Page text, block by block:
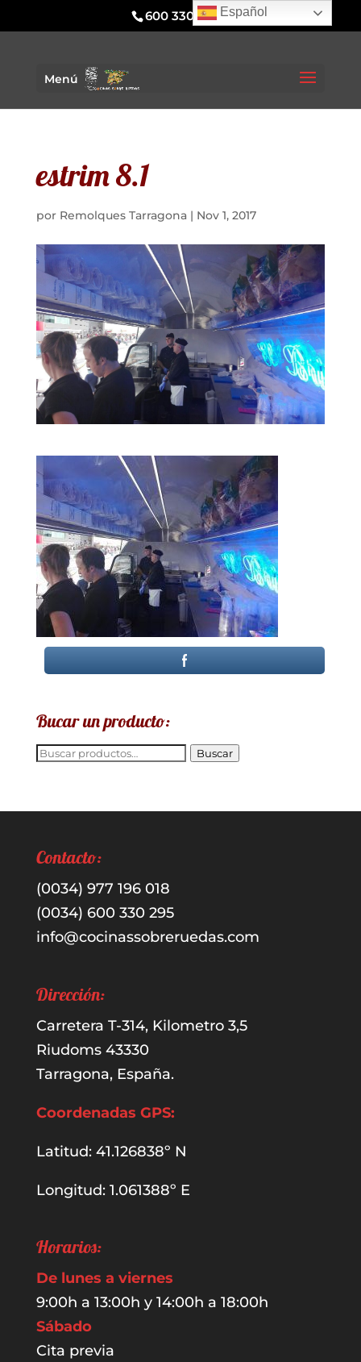
600 330 295
Menú
estrim 8.1
por Remolques Tarragona| Nov 1, 2017
Bucar un producto:
Buscar
Buscar
Contacto:
(0034) 977 196 018
(0034) 600 330 295
info@cocinassobreruedas.com
Dirección:
Carretera T-314, Kilometro 3,5
Riudoms 43330
Tarragona, España.
Coordenadas GPS:
Latitud: 41.126838º N
Longitud: 1.061388º E
Horarios:
De lunes a viernes
9:00h a 13:00h y 14:00h a 18:00h
Sábado
Cita previa
Español